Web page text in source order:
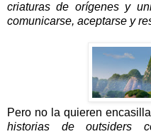
criaturas de orígenes y
comunicarse, aceptarse y
Pero no la quieren
historias de outsiders